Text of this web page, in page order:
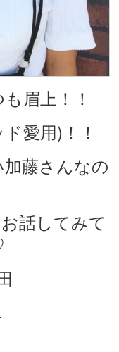
眉上！！
愛用)！！
藤さんなの
話してみて